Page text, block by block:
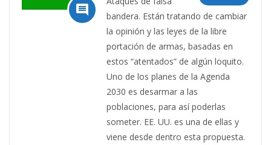

bandera. Están tratando de cambiar
la opinión y las leyes de la libre
portación de armas, basadas en
estos “atentados” de algún loquito.
Uno de los planes de la Agenda
2030 es desarmar a las
poblaciones, para así poderlas
someter. EE. UU. es una de ellas y
viene desde dentro esta propuesta.